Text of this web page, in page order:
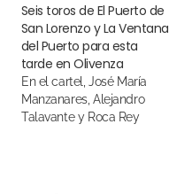
Seis toros de El Puerto de
San Lorenzo y La Ventana
del Puerto para esta
tarde en Olivenza
En el cartel, José María
Manzanares, Alejandro
Talavante y Roca Rey